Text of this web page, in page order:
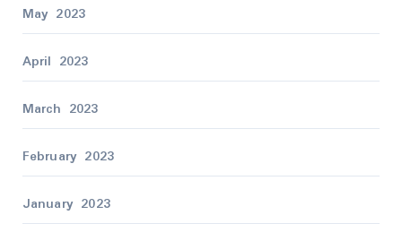
May 2023
April 2023
March 2023
February 2023
January 2023